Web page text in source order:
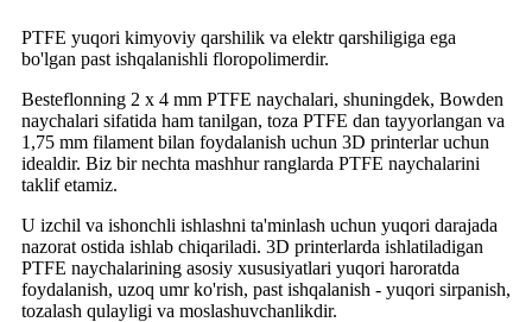
PTFE yuqori kimyoviy qarshilik va elektr qarshiligiga ega
bo'lgan past ishqalanishli floropolimerdir.
Besteflonning 2 x 4 mm PTFE naychalari, shuningdek, Bowden
naychalari sifatida ham tanilgan, toza PTFE dan tayyorlangan va
1,75 mm filament bilan foydalanish uchun 3D printerlar uchun
idealdir. Biz bir nechta mashhur ranglarda PTFE naychalarini
taklif etamiz.
U izchil va ishonchli ishlashni ta'minlash uchun yuqori darajada
nazorat ostida ishlab chiqariladi. 3D printerlarda ishlatiladigan
PTFE naychalarining asosiy xususiyatlari yuqori haroratda
foydalanish, uzoq umr ko'rish, past ishqalanish - yuqori sirpanish,
tozalash qulayligi va moslashuvchanlikdir.